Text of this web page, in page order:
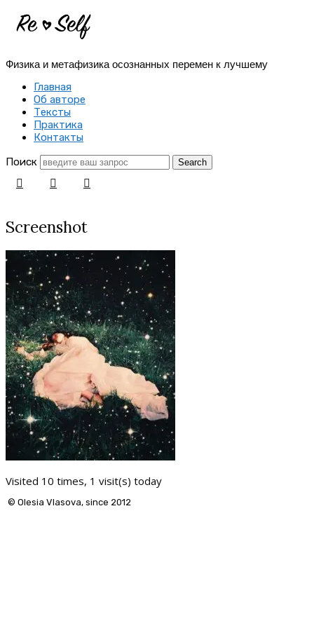
Re-
|
Создай
себя
заново
Физика и метафизика осознанных перемен к лучшему
Главная
Об авторе
Тексты
Практика
Контакты
Поиск
Screenshot
Visited 10 times, 1 visit(s) today
© Olesia Vlasova, since 2012